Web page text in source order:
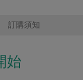
訂購須知
始